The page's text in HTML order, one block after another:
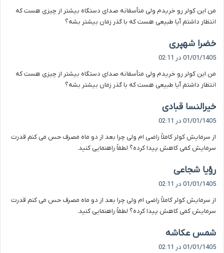
:
من این کولر رو خریدم ولی متأسفانه صدای دستگاه بیشتر از چیزی هست که
انتظار داشتم آیا طبیعی هست که با گذر زمان بیشتر بشه؟
خضرا شهپری
ف
:
01/01/1405 در 02:11
من این کولر رو خریدم ولی متأسفانه صدای دستگاه بیشتر از چیزی هست که
انتظار داشتم آیا طبیعی هست که با گذر زمان بیشتر بشه؟
خیرالنسا قبادی
ف
:
01/01/1405 در 02:11
از سرمایش کولر کاملاً راضی ام ولی چرا بعد از دو ماه مصرف حس می کنم قدرت
سرمایش کمی کاهش پیدا کرده؟ لطفاً راهنمایی کنید.
رؤیا شجاعی
ف
01/01/1405 در 02:11
از سرمایش کولر کاملاً راضی ام ولی چرا بعد از دو ماه مصرف حس می کنم قدرت
سرمایش کمی کاهش پیدا کرده؟ لطفاً راهنمایی کنید.
شمس عکاشه
ف
01/01/1405 در 02:11